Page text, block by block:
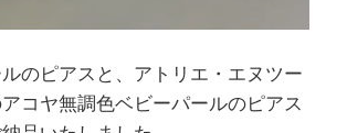
のピアスと、アトリエ・エヌツー
コヤ無調色ベビーパールのピアス